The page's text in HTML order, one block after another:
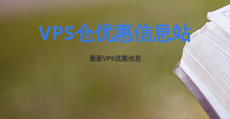
VPS仓优惠信息站
最新VPS优惠信息